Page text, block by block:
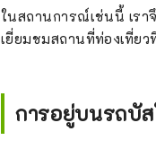
ในสถานการณ์เช่นนี้ เรา
เยี่ยมชมสถานที่ท่องเที่ย
การอยู่บนรถบัส